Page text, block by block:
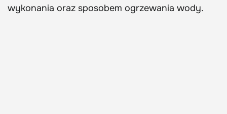
wykonania oraz sposobem ogrzewania wody.